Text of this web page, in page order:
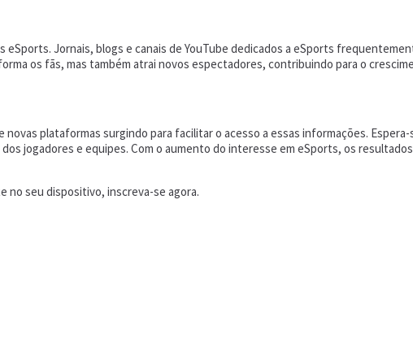
Jornais, blogs e canais de YouTube dedicados a eSports
os fãs, mas também atrai novos espectadores, contribuindo para o
plataformas surgindo para facilitar o acesso a essas informações.
jogadores e equipes. Com o aumento do interesse em eSports, os
no seu dispositivo, inscreva-se agora.